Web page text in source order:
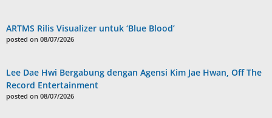
ARTMS Rilis Visualizer untuk ‘Blue Blood’
posted on 08/07/2026
Lee Dae Hwi Bergabung dengan Agensi Kim Jae Hwan, Off The
Record Entertainment
posted on 08/07/2026